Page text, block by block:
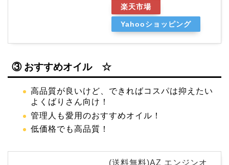
楽天市場
Yahooショッピング
③ おすすめオイル ☆
高品質が良いけど、できればコスパは抑えたい
よくばりさん向け！
管理人も愛用のおすすめオイル！
低価格でも高品質！
(送料無料)AZ エンジンオ